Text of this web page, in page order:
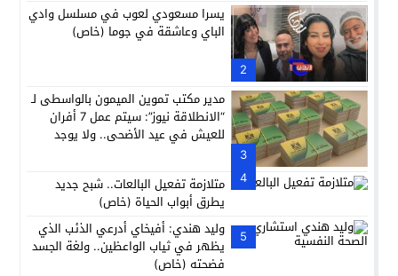
2
يسرا مسعودي لعوب في مسلسل وادي
الباي وعاشقة في جوما (خاص)
3
مدير مكتب تموين الميمون بالواسطى لـ
“الانطلاقة نيوز”: سيتم عمل 7 أفران
للعيش في عيد الأضحى.. ولا يوجد
4
متلازمة تفعيل البالعات.. شبح جديد
يطرق أبواب الحياة (خاص)
5
وليد هندي: أفيخاي أدرعي الذئب الذي
يظهر في ثياب الواعظين.. ولغة الجسد
فضحته (خاص)